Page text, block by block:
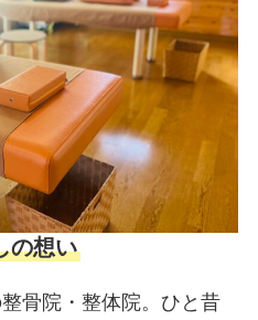
の想い
骨院・整体院。ひと昔